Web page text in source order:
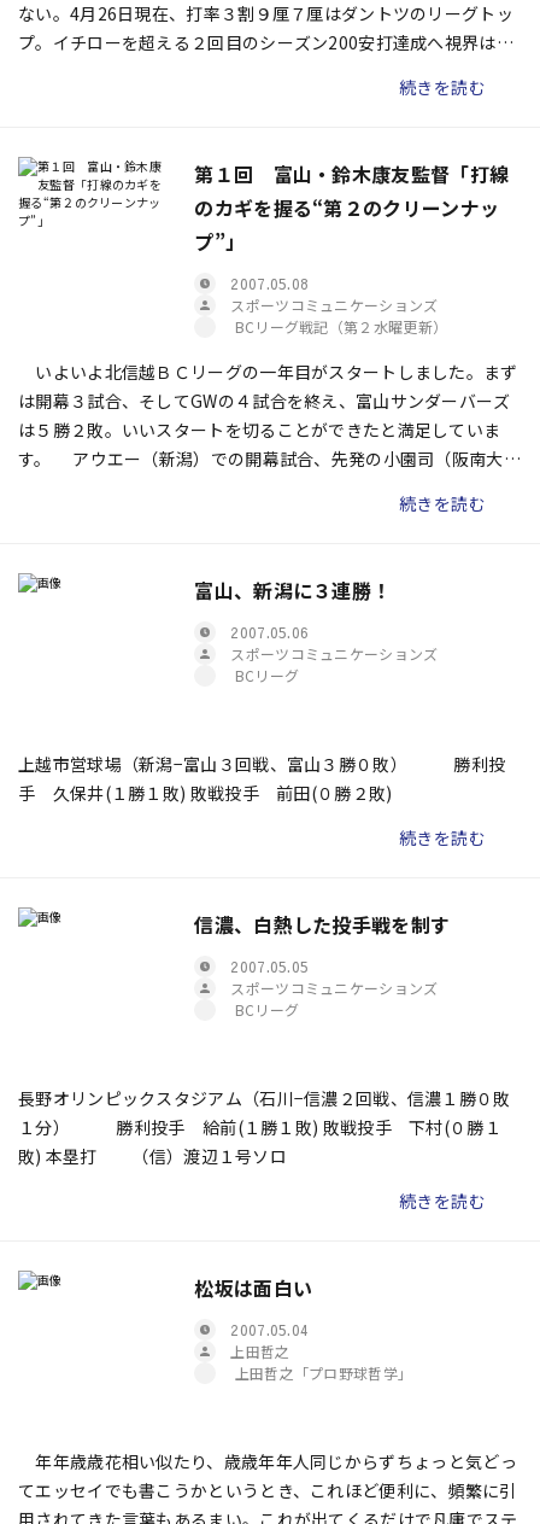
ない。4月26日現在、打率３割９厘７厘はダントツのリーグトッ
プ。イチローを超える２回目のシーズン200安打達成へ視界は良
続きを読む
第１回 富山・鈴木康友監督「打線
のカギを握る“第２のクリーンナッ
プ”」
2007.05.08
スポーツコミュニケーションズ
BCリーグ戦記（第２水曜更新）
いよいよ北信越ＢＣリーグの一年目がスタートしました。まず
は開幕３試合、そしてGWの４試合を終え、富山サンダーバーズ
は５勝２敗。いいスタートを切ることができたと満足していま
す。 アウエー（新潟）での開幕試合、先発の小園司（阪南大出
陣の中で兄貴分的存在を発揮しています。マウンド上でも堂々と
陣の中でもピカ一です
続きを読む
富山、新潟に３連勝！
2007.05.06
スポーツコミュニケーションズ
BCリーグ
上越市営球場（新潟−富山３回戦、富山３勝０敗） 勝利投
手 久保井(１勝１敗) 敗戦投手 前田(０勝２敗)
続きを読む
信濃、白熱した投手戦を制す
2007.05.05
スポーツコミュニケーションズ
BCリーグ
長野オリンピックスタジアム（石川−信濃２回戦、信濃１勝０敗
１分） 勝利投手 給前(１勝１敗) 敗戦投手 下村(０勝１
敗) 本塁打 （信）渡辺１号ソロ
続きを読む
松坂は面白い
2007.05.04
上田哲之
上田哲之「プロ野球哲学」
年年歳歳花相い似たり、歳歳年年人同じからず――ちょっと気どっ
てエッセイでも書こうかというとき、これほど便利に、頻繁に引
用されてきた言葉もあるまい。これが出てくるだけで凡庸でステ